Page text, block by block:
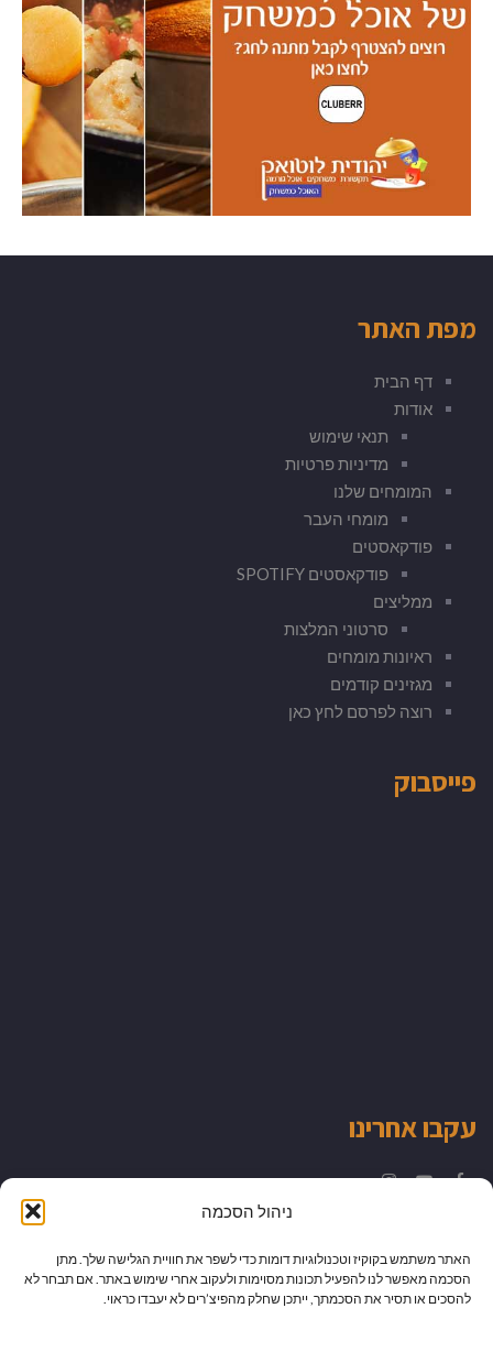
ניהול הסכמה
האתר משתמש בקוקיז וטכנולוגיות דומות כדי לשפר את חוויית הגלישה שלך. מתן
הסכמה מאפשר לנו להפעיל תכונות מסוימות ולעקוב אחרי שימוש באתר. אם תבחר לא
להסכים או תסיר את הסכמתך, ייתכן שחלק מהפיצ’רים לא יעבדו כראוי.
מפת האתר
דף הבית
אודות
תנאי שימוש
מדיניות פרטיות
המומחים שלנו
מומחי העבר
פודקאסטים
פודקאסטים SPOTIFY
ממליצים
סרטוני המלצות
ראיונות מומחים
מגזינים קודמים
רוצה לפרסם לחץ כאן
פייסבוק
עקבו אחרינו